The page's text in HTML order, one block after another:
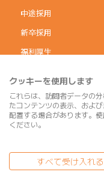
中途採用
新卒採用
福利厚生
利用規約
サイトマップ
クッキーを使用します
これらは、訪問者データの
たコンテンツの表示、およ
配置する場合があります。
ください。
すべて受け入れる